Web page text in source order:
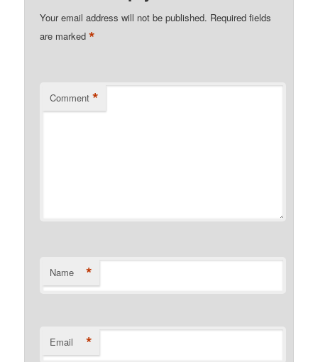
Your email address will not be published. Required fields
are marked*
Comment *
Name *
Email *